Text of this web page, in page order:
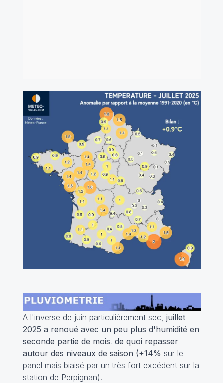
A l'inverse de juin particulièrement sec, juillet
2025 a renoué avec un peu plus d'humidité en
seconde partie de mois, de quoi repasser
autour des niveaux de saison (+14% sur le
panel mais biaisé par un très fort excédent sur la
station de Perpignan).